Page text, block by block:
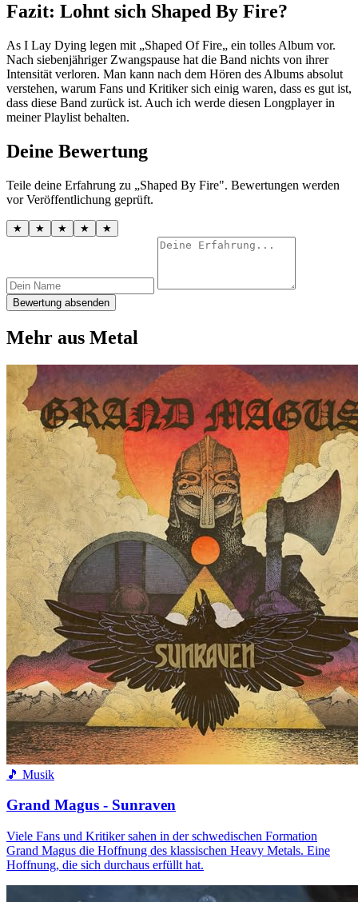
Fazit: Lohnt sich Shaped By Fire?
As I Lay Dying legen mit „Shaped Of Fire„ ein tolles Album vor.
Nach siebenjähriger Zwangspause hat die Band nichts von ihrer
Intensität verloren. Man kann nach dem Hören des Albums absolut
verstehen, warum Fans und Kritiker sich einig waren, dass es gut ist,
dass diese Band zurück ist. Auch ich werde diesen Longplayer in
meiner Playlist behalten.
Deine Bewertung
Teile deine Erfahrung zu „Shaped By Fire". Bewertungen werden
vor Veröffentlichung geprüft.
★ ★ ★ ★ ★
Bewertung absenden
Mehr aus Metal
🎵 Musik
Grand Magus - Sunraven
Viele Fans und Kritiker sahen in der schwedischen Formation
Grand Magus die Hoffnung des klassischen Heavy Metals. Eine
Hoffnung, die sich durchaus erfüllt hat.